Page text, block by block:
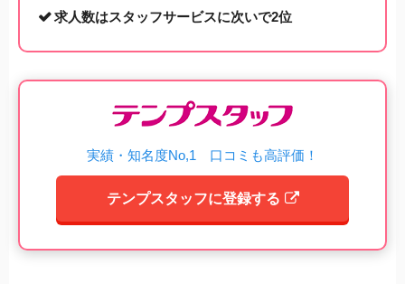
求人数はスタッフサービスに次いで2位
実績・知名度No,1 口コミも高評価！
テンプスタッフに登録する